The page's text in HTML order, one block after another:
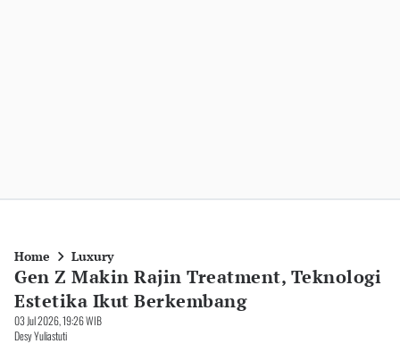
Home Luxury
Gen Z Makin Rajin Treatment, Teknologi
Estetika Ikut Berkembang
03 Jul 2026, 19:26 WIB
Desy Yuliastuti